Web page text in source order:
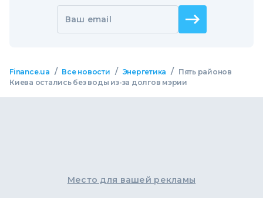
Ваш email
Finance.ua / Все новости / Энергетика /
Пять районов
Киева остались без воды из-за долгов мэрии
Место для вашей рекламы